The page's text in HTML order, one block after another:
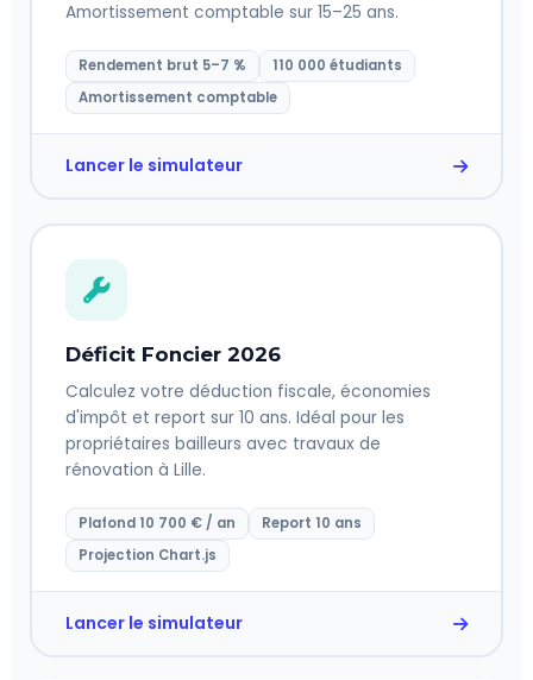
Amortissement comptable sur 15–25 ans.
Rendement brut 5–7 %
110 000 étudiants
Amortissement comptable
Lancer le simulateur
Déficit Foncier 2026
Calculez votre déduction fiscale, économies
d'impôt et report sur 10 ans. Idéal pour les
propriétaires bailleurs avec travaux de
rénovation à Lille.
Plafond 10 700 € / an
Report 10 ans
Projection Chart.js
Lancer le simulateur